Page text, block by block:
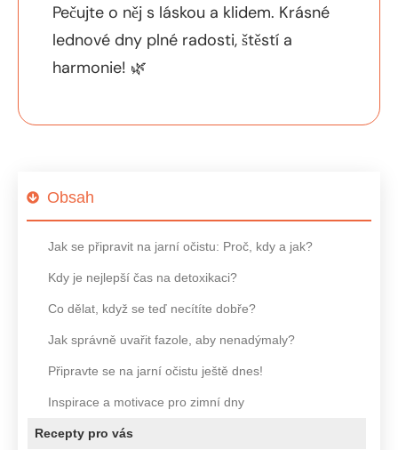
Pečujte o něj s láskou a klidem. Krásné
lednové dny plné radosti, štěstí a
harmonie! 🌿
Obsah
Jak se připravit na jarní očistu: Proč, kdy a jak?
Kdy je nejlepší čas na detoxikaci?
Co dělat, když se teď necítíte dobře?
Jak správně uvařit fazole, aby nenadýmaly?
Připravte se na jarní očistu ještě dnes!
Inspirace a motivace pro zimní dny
Recepty pro vás